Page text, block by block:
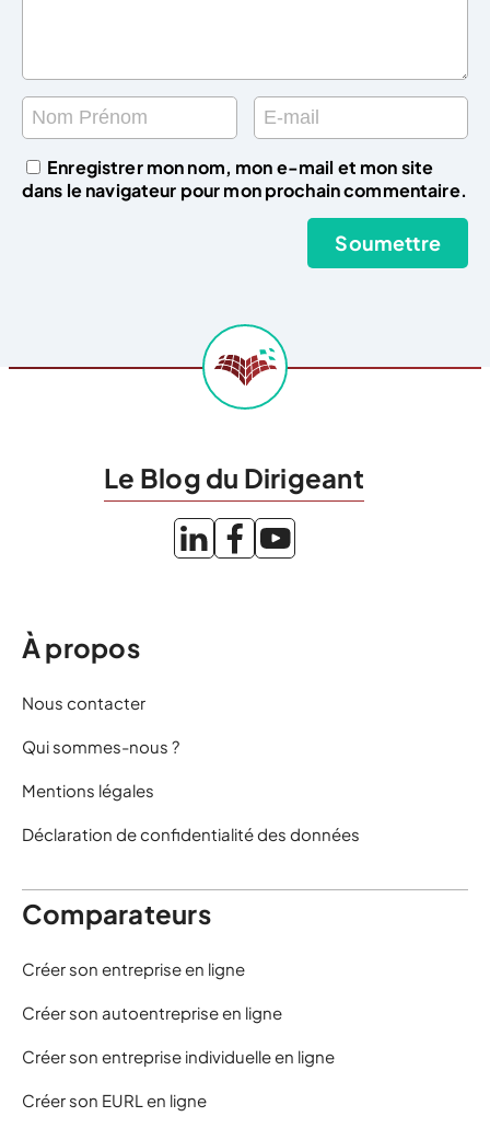
Enregistrer mon nom, mon e-mail et mon site
dans le navigateur pour mon prochain commentaire.
Le Blog du Dirigeant
À propos
Nous contacter
Qui sommes-nous ?
Mentions légales
Déclaration de confidentialité des données
Comparateurs
Créer son entreprise en ligne
Créer son autoentreprise en ligne
Créer son entreprise individuelle en ligne
Créer son EURL en ligne